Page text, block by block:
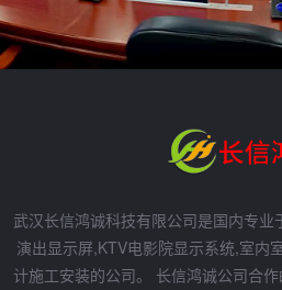
武汉长信鸿诚科技有限公司是国内专
演出显示屏,KTV电影院显示系统,室内
计施工安装的公司。 长信鸿诚公司合